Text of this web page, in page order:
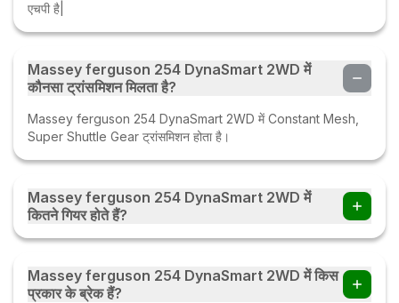
एचपी है|
Massey ferguson 254 DynaSmart 2WD में
कौनसा ट्रांसमिशन मिलता है?
Massey ferguson 254 DynaSmart 2WD में Constant Mesh,
Super Shuttle Gear ट्रांसमिशन होता है।
Massey ferguson 254 DynaSmart 2WD में
कितने गियर होते हैं?
Massey ferguson 254 DynaSmart 2WD ट्रैक्टर में 12 Forward
Massey ferguson 254 DynaSmart 2WD में किस
प्रकार के ब्रेक हैं?